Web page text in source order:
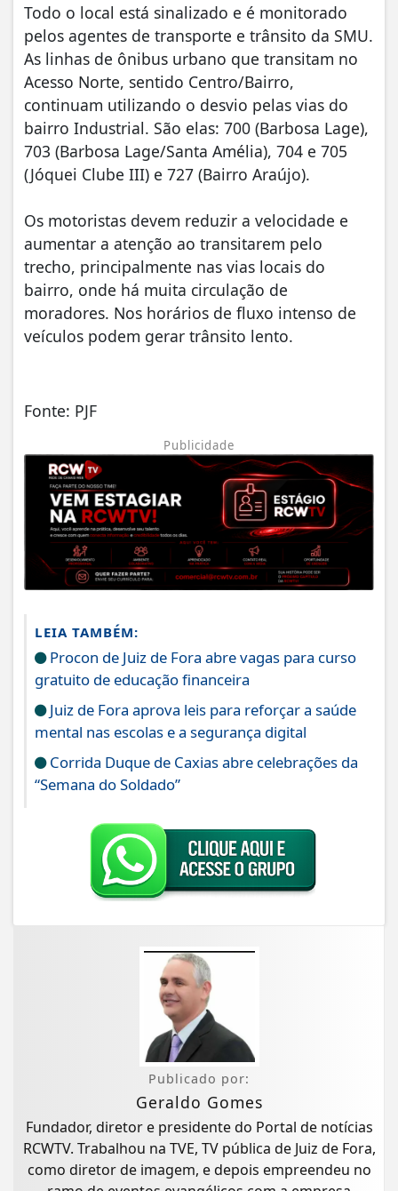
Todo o local está sinalizado e é monitorado
pelos agentes de transporte e trânsito da SMU.
As linhas de ônibus urbano que transitam no
Acesso Norte, sentido Centro/Bairro,
continuam utilizando o desvio pelas vias do
bairro Industrial. São elas: 700 (Barbosa Lage),
703 (Barbosa Lage/Santa Amélia), 704 e 705
(Jóquei Clube III) e 727 (Bairro Araújo).
Os motoristas devem reduzir a velocidade e
aumentar a atenção ao transitarem pelo
trecho, principalmente nas vias locais do
bairro, onde há muita circulação de
moradores. Nos horários de fluxo intenso de
veículos podem gerar trânsito lento.
Fonte: PJF
Publicidade
LEIA TAMBÉM:
Procon de Juiz de Fora abre vagas para curso
gratuito de educação financeira
Juiz de Fora aprova leis para reforçar a saúde
mental nas escolas e a segurança digital
Corrida Duque de Caxias abre celebrações da
“Semana do Soldado”
Publicado por:
Geraldo Gomes
Fundador, diretor e presidente do Portal de notícias
RCWTV. Trabalhou na TVE, TV pública de Juiz de Fora,
como diretor de imagem, e depois empreendeu no